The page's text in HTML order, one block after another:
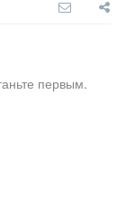
первым.